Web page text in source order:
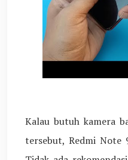
Kalau butuh kamera
tersebut, Redmi